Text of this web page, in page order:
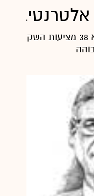
קרנות מימון פרויקטי תמ"א 38 מציעות